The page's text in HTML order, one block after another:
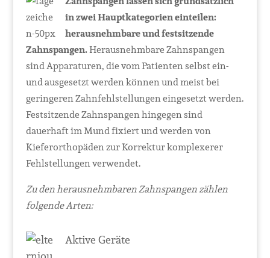
in zwei Hauptkategorien einteilen:
herausnehmbare und festsitzende
Zahnspangen.Herausnehmbare Zahnspangen
sind Apparaturen, die vom Patienten selbst ein-
und ausgesetzt werden können und meist bei
geringeren Zahnfehlstellungen eingesetzt werden.
Festsitzende Zahnspangen hingegen sind
dauerhaft im Mund fixiert und werden von
Kieferorthopäden zur Korrektur komplexerer
Fehlstellungen verwendet.
Zu den herausnehmbaren Zahnspangen zählen
folgende Arten:
Aktive Geräte